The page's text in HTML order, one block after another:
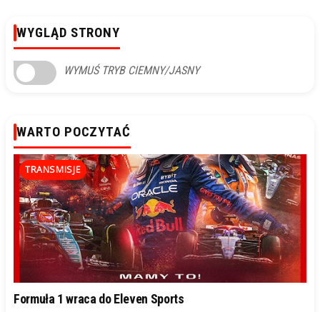
WYGLĄD STRONY
WYMUŚ TRYB CIEMNY/JASNY
WARTO POCZYTAĆ
TRANSMISJE
Formuła 1 wraca do Eleven Sports